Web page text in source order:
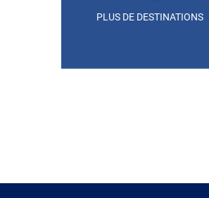
PLUS DE DESTINATIONS